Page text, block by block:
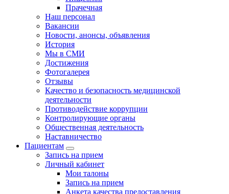
Прачечная
Наш персонал
Вакансии
Новости, анонсы, объявления
История
Мы в СМИ
Достижения
Фотогалерея
Отзывы
Качество и безопасность медицинской
деятельности
Противодействие коррупции
Контролирующие органы
Общественная деятельность
Наставничество
Пациентам
Запись на прием
Личный кабинет
Мои талоны
Запись на прием
Анкета качества предоставления